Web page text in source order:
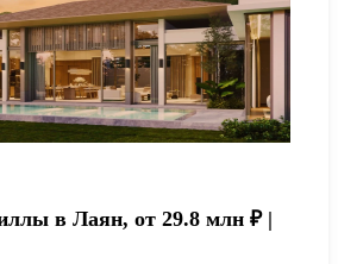
в Лаян, от 29.8 млн ₽ |